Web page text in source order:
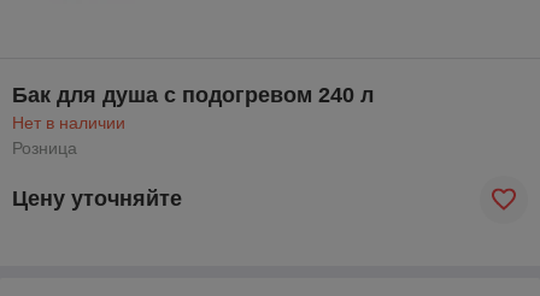
Бак для душа с подогревом 240 л
Нет в наличии
Розница
Цену уточняйте